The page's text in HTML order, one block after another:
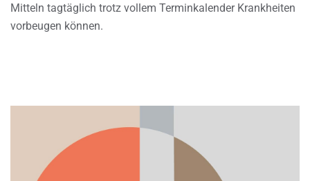
Mitteln tagtäglich trotz vollem Terminkalender Krankheiten
vorbeugen können.